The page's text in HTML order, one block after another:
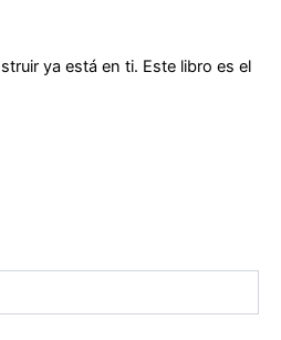
ya está en ti. Este libro es el